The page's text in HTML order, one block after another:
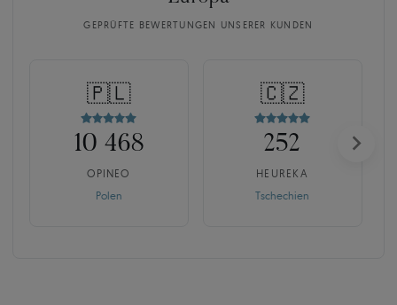
GEPRÜFTE BEWERTUNGEN UNSERER KUNDEN
🇵🇱
10 468
OPINEO
Polen
🇨🇿
252
HEUREKA
Tschechien